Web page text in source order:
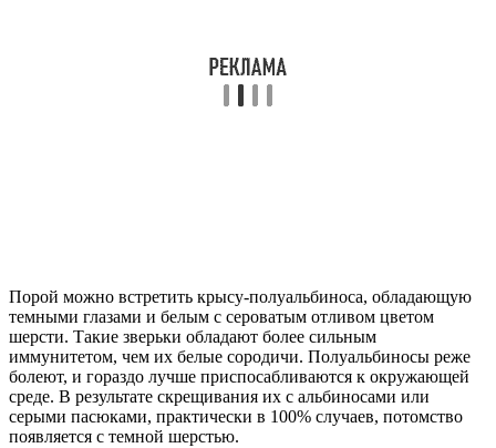
Порой можно встретить крысу-полуальбиноса, обладающую
темными глазами и белым с сероватым отливом цветом
шерсти. Такие зверьки обладают более сильным
иммунитетом, чем их белые сородичи. Полуальбиносы реже
болеют, и гораздо лучше приспосабливаются к окружающей
среде. В результате скрещивания их с альбиносами или
серыми пасюками, практически в 100% случаев, потомство
появляется с темной шерстью.